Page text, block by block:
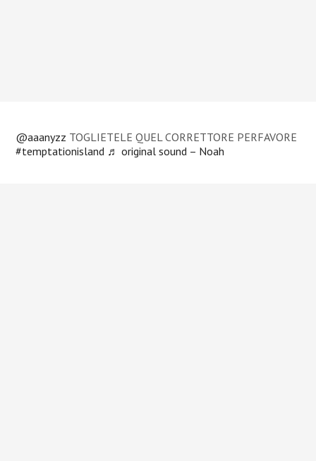
@aaanyzz TOGLIETELE QUEL CORRETTORE PERFAVORE
#temptationisland ♬ original sound – Noah